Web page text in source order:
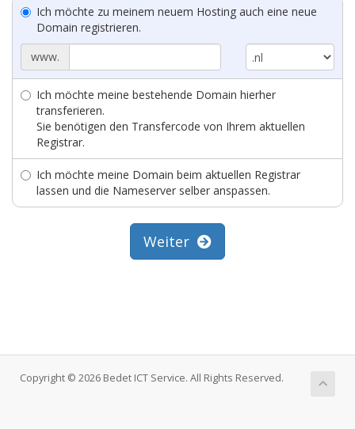
Ich möchte zu meinem neuem Hosting auch eine neue
Domain registrieren.
www.
Ich möchte meine bestehende Domain hierher
transferieren.
Sie benötigen den Transfercode von Ihrem aktuellen
Registrar.
Ich möchte meine Domain beim aktuellen Registrar
lassen und die Nameserver selber anspassen.
Weiter
Copyright © 2026 Bedet ICT Service. All Rights Reserved.